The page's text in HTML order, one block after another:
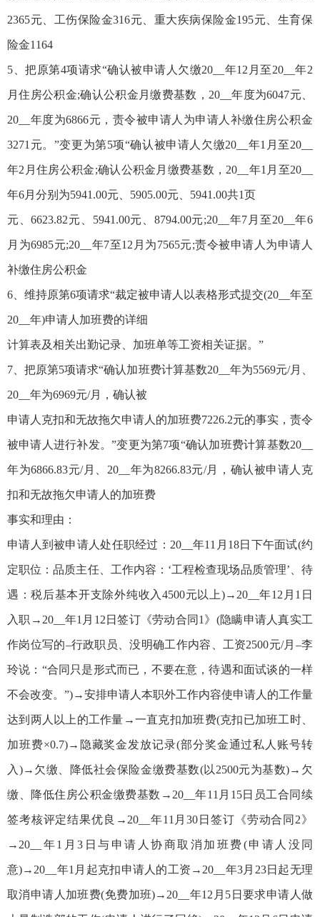
2365元、工伤保险金316元、重大疾病保险金195元、生育保
险金1164
5、把原第4项请求“确认被申请人欠缴20__年12月至20__年2
月住房公积金;确认公积金月缴费基数，20__年度为6047元、
20__年度为6866元，责令被申请人为申请人补缴住房公积金
3271元。”变更为第5项“确认被申请人欠缴20__年1月至20__
年2月住房公积金;确认公积金月缴费基数，20__年1月至20__
年6月分别为5941.00元、5905.00元、5941.00共1页
元、6623.82元、5941.00元、8794.00元;20__年7月至20__年6
月为6985元;20__年7至12月为7565元;责令被申请人为申请人
补缴住房公积金
6、维持原第6项请求“裁定被申请人以表格形式提交(20__年至
20__年)申请人加班费的详细
计算表及相关出勤记录、加班单等工资相关证据。”
7、把原第5项请求“确认加班费计算基数20__年为5569元/月、
20__年为6969元/月，确认被
申请人克扣和无故拖欠申请人的加班费7226.2元的事实，责令
被申请人进行补发。”变更为第7项“确认加班费计算基数20__
年为6866.83元/月、20__年为8266.83元/月，确认被申请人克
扣和无故拖欠申请人的加班费
事实和理由：
申请人到被申请人处任职经过：20__年11月18日下午面试(约
定职位：品质主任、工作内容：‘工程检查现场品质管理’、待
遇：税后基本开支除外纯收入4500元以上)→20__年12月1日
入职→20__年1月12日签订《劳动合同1》(隐瞒申请人真实工
作岗位写的–行政职员、没明确工作内容、工资2500元/月–李
玲说：“合同只是形式而已，不要在意，待遇和面试谈的一样
不会改变。”)→安排申请人本职外工作内容使申请人的工作量
达到两人以上的工作量→一直克扣加班费(克扣已加班工时、
加班费×0.7)→隐藏奖金发放记录(部分奖金通过私人账号转
入)→欠缴、降低社会保险金缴费基数(以2500元为基数)→欠
缴、降低住房公积金缴费基数→20__年11月15日员工合同续
签考核评定结果优良→20__年11月30日签订《劳动合同2》
→20__年1月3日与申请人协商取消加班费(申请人没同
意)→20__年1月起克扣申请人的工资→20__年3月23日起无理
取消申请人加班费(免费加班)→20__年12月5日要求申请人做